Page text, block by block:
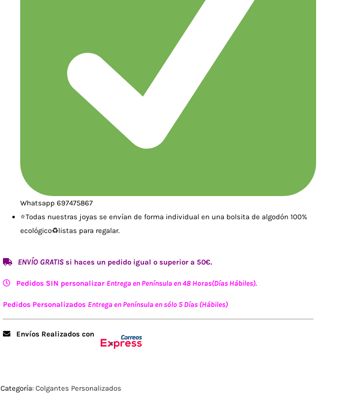
Whatsapp 697475867
⭐Todas nuestras joyas se envían de forma individual en una bolsita de algodón 100%
ecológico♻️listas para regalar.
ENVÍO GRATIS si haces un pedido igual o superior a 50€.
Pedidos SIN personalizar Entrega en Península en 48 Horas(Días Hábiles).
Pedidos Personalizados Entrega en Península en sólo 5 Días (Hábiles)
Envíos Realizados con
Categoría: Colgantes Personalizados